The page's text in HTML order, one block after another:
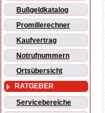
Bußgeldkatalog
Promillerechner
Kaufvertrag
Notrufnummern
Ortsübersicht
RATGEBER
Servicebereiche